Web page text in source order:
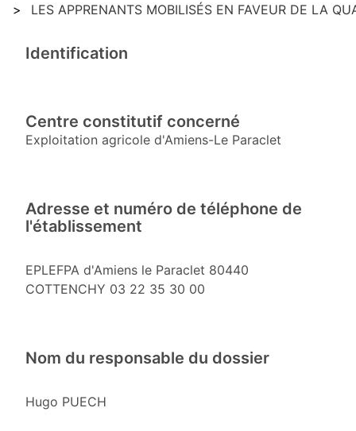
LES APPRENANTS MOBILISÉS EN FAVEUR DE LA
Identification
Centre constitutif concerné
Exploitation agricole d'Amiens-Le Paraclet
Adresse et numéro de téléphone de
l'établissement
EPLEFPA d'Amiens le Paraclet 80440
COTTENCHY 03 22 35 30 00
Nom du responsable du dossier
Hugo PUECH